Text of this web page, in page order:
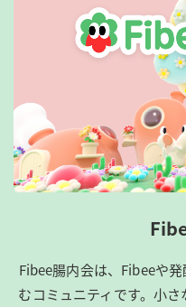
Fibee腸内会は、​Fibeeや
むコミュニティです。​小